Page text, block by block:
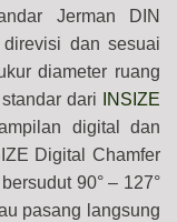
Jerman DIN
dan sesuai
diameter ruang
dari
INSIZE
digital dan
Digital Chamfer
90° – 127°
pasang langsung